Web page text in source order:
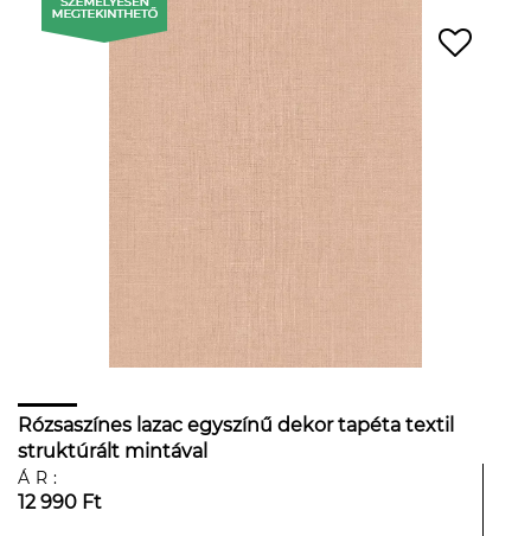
Rózsaszínes lazac egyszínű dekor tapéta textil
struktúrált mintával
ÁR:
12 990 Ft